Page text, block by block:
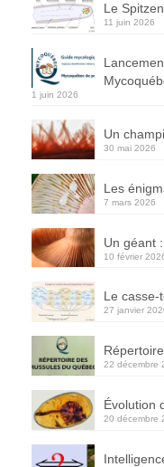
Le
11 juin 2026
1 juin 2026
Un
30 mai 2026
Les
7 mars 2026
Un géant
10 février
Le casse-
27 janvier
22 décembre
Évolution
20 décembre